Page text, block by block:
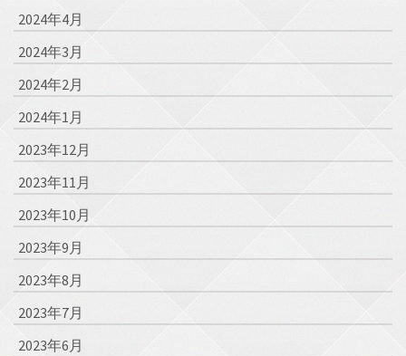
2024年4月
2024年3月
2024年2月
2024年1月
2023年12月
2023年11月
2023年10月
2023年9月
2023年8月
2023年7月
2023年6月